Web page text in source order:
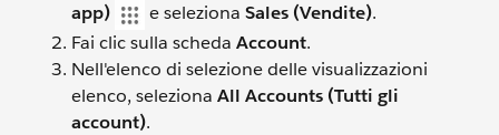
app)
e selezionaSales (Vendite).
Fai clic sulla scheda Account.
Nell'elenco di selezione delle visualizzazioni
elenco, seleziona All Accounts (Tutti gli
account).